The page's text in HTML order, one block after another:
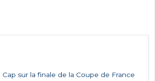
Cap sur la finale de la Coupe de France